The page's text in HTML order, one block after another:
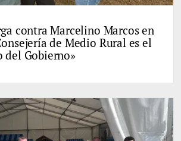
contra Marcelino Marcos en
de Medio Rural es el
del Gobierno»